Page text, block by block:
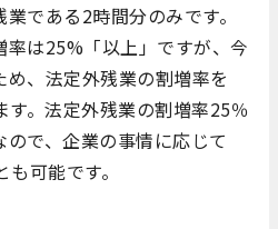
である2時間分のみです。
は25%「以上」ですが、今
、法定外残業の割増率を
。法定外残業の割増率25％
で、企業の事情に応じて
可能です。